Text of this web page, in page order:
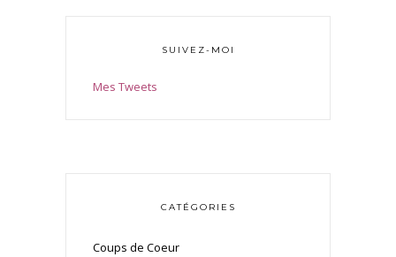
SUIVEZ-MOI
Mes Tweets
CATÉGORIES
Coups de Coeur